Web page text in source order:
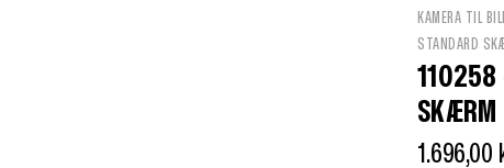
KAMERA TIL
STANDARD
110258
SKÆRM
1.696,00